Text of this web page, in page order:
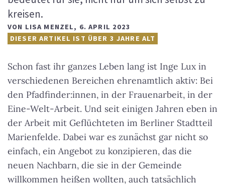
kreisen.
VON LISA MENZEL, 6. APRIL 2023
DIESER ARTIKEL IST ÜBER 3 JAHRE ALT
Schon fast ihr ganzes Leben lang ist Inge Lux in
verschiedenen Bereichen ehrenamtlich aktiv: Bei
den Pfadfinder:innen, in der Frauenarbeit, in der
Eine-Welt-Arbeit. Und seit einigen Jahren eben in
der Arbeit mit Geflüchteten im Berliner Stadtteil
Marienfelde. Dabei war es zunächst gar nicht so
einfach, ein Angebot zu konzipieren, das die
neuen Nachbarn, die sie in der Gemeinde
willkommen heißen wollten, auch tatsächlich